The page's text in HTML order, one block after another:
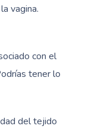
vagina.
con el
tener lo
del tejido